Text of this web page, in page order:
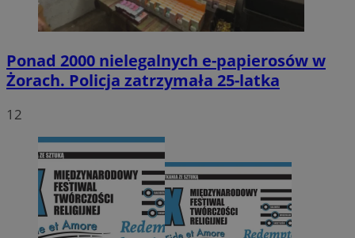
Ponad 2000 nielegalnych e-papierosów w
Żorach. Policja zatrzymała 25-latka
12